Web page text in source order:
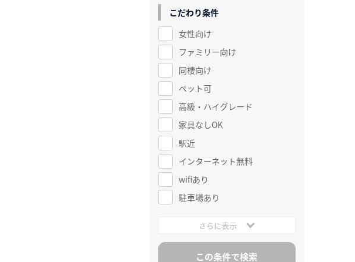
こだわり条件
女性向け
ファミリー向け
同棲向け
ペット可
高級・ハイグレード
家具なしOK
駅近
インターネット無料
wifiあり
駐車場あり
さらに表示